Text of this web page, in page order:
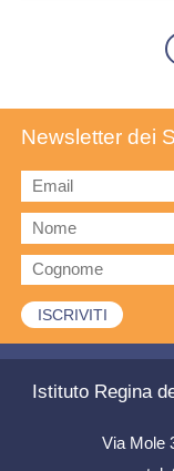
Newsletter dei
Istituto Regina
Via Mole